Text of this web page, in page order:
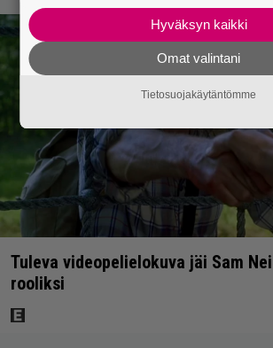
Tuleva videopelielokuva jäi Sam
rooliksi
Hyväksyn kaikki
Omat valintani
Tietosuojakäytäntömme